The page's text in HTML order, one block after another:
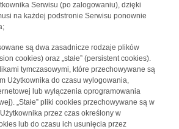
Serwisu (po zalogowaniu), dzięki
na każdej podstronie Serwisu ponownie
są dwa zasadnicze rodzaje plików
cookies) oraz „stałe” (persistent cookies).
tymczasowymi, które przechowywane są
Użytkownika do czasu wylogowania,
lub wyłączenia oprogramowania
„Stałe” pliki cookies przechowywane są w
przez czas określony w
lub do czasu ich usunięcia przez